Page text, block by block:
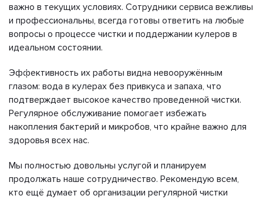
важно в текущих условиях. Сотрудники сервиса вежливы
и профессиональны, всегда готовы ответить на любые
вопросы о процессе чистки и поддержании кулеров в
идеальном состоянии.
Эффективность их работы видна невооружённым
глазом: вода в кулерах без привкуса и запаха, что
подтверждает высокое качество проведенной чистки.
Регулярное обслуживание помогает избежать
накопления бактерий и микробов, что крайне важно для
здоровья всех нас.
Мы полностью довольны услугой и планируем
продолжать наше сотрудничество. Рекомендую всем,
кто ещё думает об организации регулярной чистки